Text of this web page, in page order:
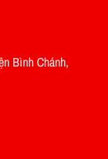
Bình Chánh,